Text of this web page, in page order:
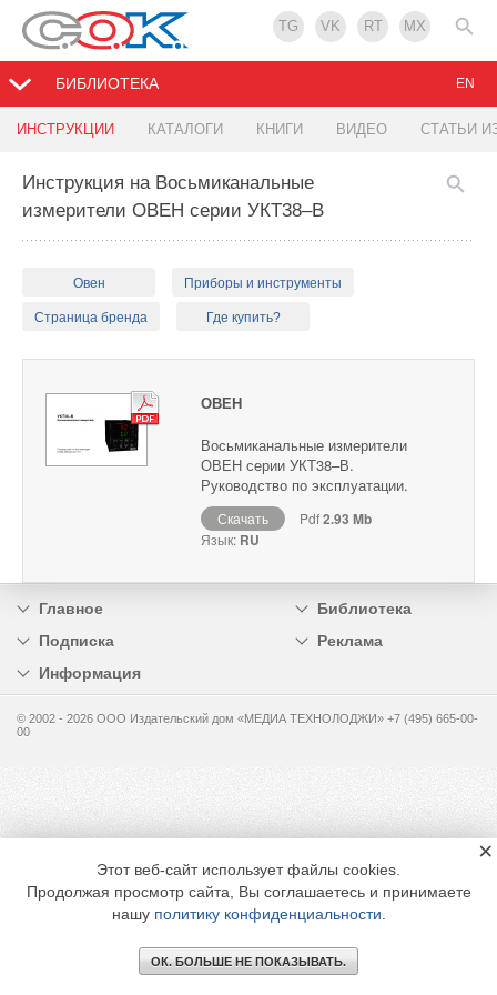
TG VK RT MX
БИБЛИОТЕКА
ИНСТРУКЦИИ КАТАЛОГИ КНИГИ ВИДЕО СТАТЬИ
EN
Инструкция на Восьмиканальные
измерители ОВЕН серии УКТ38–В
Овен Приборы и инструменты
Страница бренда Где купить?
ОВЕН
Восьмиканальные измерители
ОВЕН серии УКТ38–В.
Руководство по эксплуатации.
Скачать Pdf2.93 Mb
Язык: RU
Главное
Библиотека
Подписка
Реклама
Информация
© 2002 - 2026 OOO Издательский дом «МЕДИА ТЕХНОЛОДЖИ» +7 (495) 665-00-
00
Этот веб-сайт использует файлы cookies.
Продолжая просмотр сайта, Вы соглашаетесь и принимаете
нашу политику конфиденциальности
ОК. БОЛЬШЕ НЕ ПОКАЗЫВАТЬ.
×